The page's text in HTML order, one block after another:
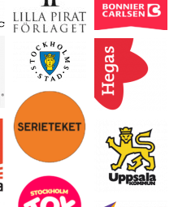
Följ på Instagram